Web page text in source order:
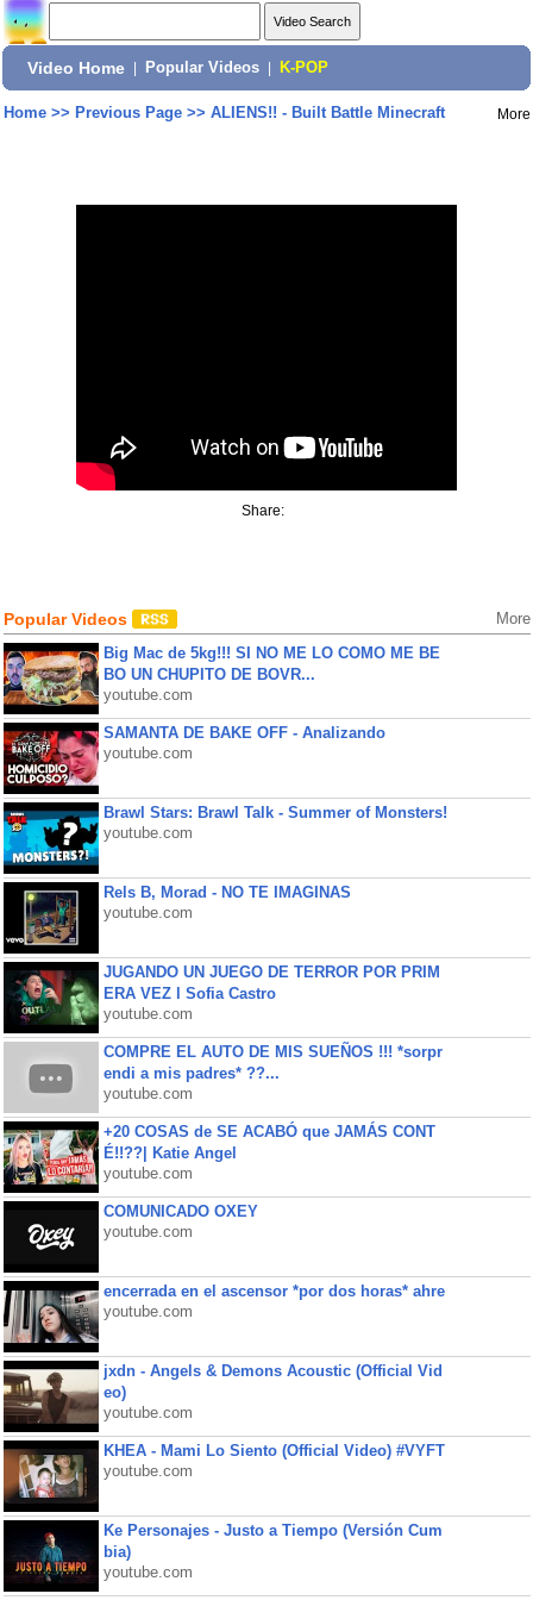
Video Home Popular Videos K-POP
Home>> Previous Page>> ALIENS!! - Built Battle Minecraft More
Share:
Popular Videos More
Big Mac de 5kg!!! SI NO ME LO COMO ME BE
BO UN CHUPITO DE BOVR...
youtube.com
SAMANTA DE BAKE OFF - Analizando
youtube.com
Brawl Stars: Brawl Talk - Summer of Monsters!
youtube.com
Rels B, Morad - NO TE IMAGINAS
youtube.com
JUGANDO UN JUEGO DE TERROR POR PRIM
ERA VEZ l Sofia Castro
youtube.com
COMPRE EL AUTO DE MIS SUEÑOS !!! *sorpr
endi a mis padres* ??...
youtube.com
+20 COSAS de SE ACABÓ que JAMÁS CONT
É!!??| Katie Angel
youtube.com
COMUNICADO OXEY
youtube.com
encerrada en el ascensor *por dos horas* ahre
youtube.com
jxdn - Angels & Demons Acoustic (Official Vid
eo)
youtube.com
KHEA - Mami Lo Siento (Official Video) #VYFT
youtube.com
Ke Personajes - Justo a Tiempo (Versión Cum
bia)
youtube.com